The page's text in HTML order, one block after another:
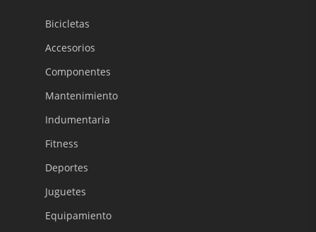
Bicicletas
Accesorios
Componentes
Mantenimiento
Indumentaria
Fitness
Deportes
Juguetes
Equipamiento